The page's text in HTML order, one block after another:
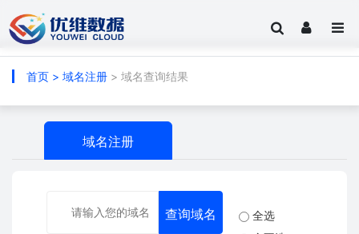
首页 > 域名注册 > 域名查询结果
域名注册
全选